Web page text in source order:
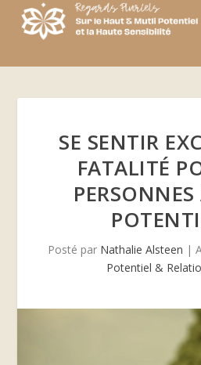
SE SENTIR
FATALITÉ
Posté par Nathalie Alsteen |
Potentiel &